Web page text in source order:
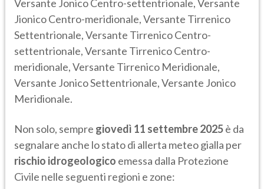
Versante Jonico Centro-settentrionale, Versante
Jionico Centro-meridionale, Versante Tirrenico
Settentrionale, Versante Tirrenico Centro-
settentrionale, Versante Tirrenico Centro-
meridionale, Versante Tirrenico Meridionale,
Versante Jonico Settentrionale, Versante Jonico
Meridionale.
Non solo, sempre giovedì 11 settembre 2025è da
segnalare anche lo stato di allerta meteo gialla per
rischio idrogeologico emessa dalla Protezione
Civile nelle seguenti regioni e zone: